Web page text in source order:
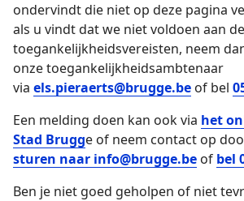
ondervindt die niet op deze pagina
als u vindt dat we niet voldoen aan de
toegankelijkheidsvereisten, neem
onze toegankelijkheidsambtenaar
via els.pieraerts@brugge.be of bel
Een melding doen kan ook via het
Stad Brugge of neem contact op
sturen naar info@brugge.be of bel
Ben je niet goed geholpen of niet